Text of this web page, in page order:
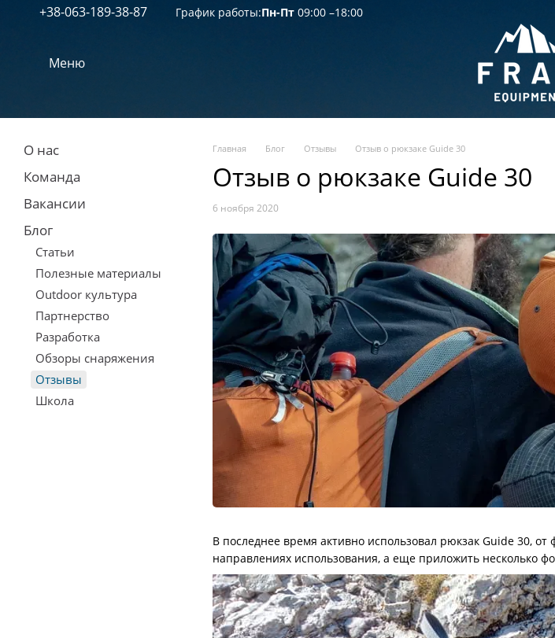
Перейти к основному контенту
+38-063-189-38-87 График работы:Пн-Пт 09:00 –18:00
Меню
Главная Блог Отзывы Отзыв о рюкзаке Guide 30
Отзыв о рюкзаке Guide 30
6 ноября 2020
В последнее время активно использовал рюкзак Guide 30,
направлениях использования, а еще приложить несколько
О нас
Команда
Вакансии
Блог
Статьи
Полезные материалы
Outdoor культура
Партнерство
Разработка
Обзоры снаряжения
Отзывы
Школа